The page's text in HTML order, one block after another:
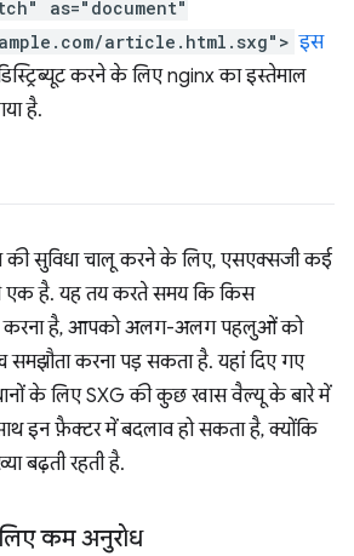
as="document"
article.html.sxg"> इस
करने के लिए nginx का इस्तेमाल
है.
की सुविधा चालू करने के लिए, एसएक्सजी कई
एक है. यह तय करते समय कि किस
करना है, आपको अलग-अलग पहलुओं को
करना पड़ सकता है. यहां दिए गए
के लिए SXG की कुछ खास वैल्यू के बारे में
इन फ़ैक्टर में बदलाव हो सकता है, क्योंकि
बढ़ती रहती है.
कम अनुरोध